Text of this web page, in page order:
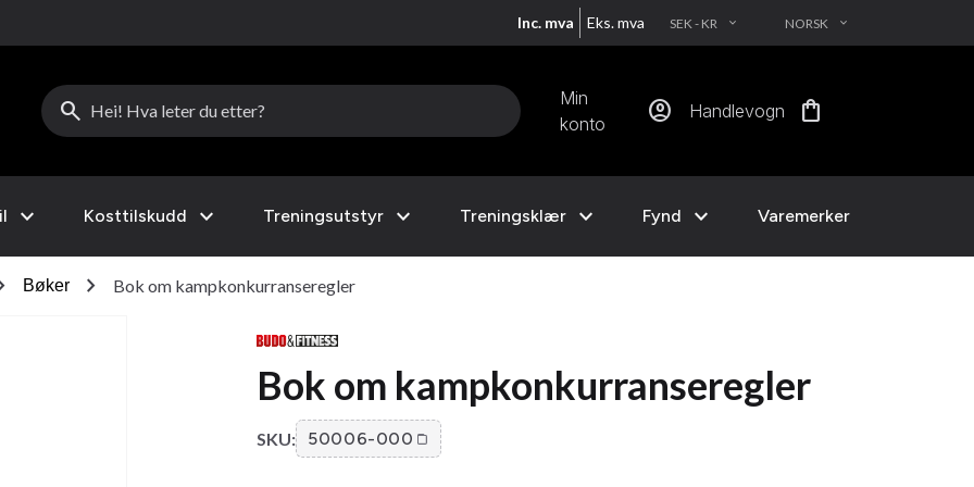
Inc. mva Eks. mva SEK - KR EXPAND_MORE NORSK EXPAND_MORE
search
Min
konto
account_circle Handlevogn shopping_bag
expand_more Kosttilskudd expand_more Treningsutstyr expand_more Treningsklær expand_more Fynd expand_more Varemerker
Bøker chevron_right Bok om kampkonkurranseregler
Bok om kampkonkurranseregler
SKU: 50006-000